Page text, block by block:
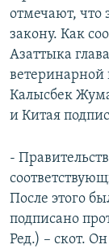
отмечают, что
закону. Как
Азаттыка
ветеринарной
Калысбек
и Китая
-
После этого
подписано
Ред.) – скот.